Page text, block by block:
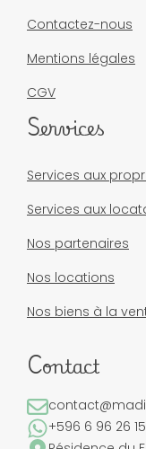
Contactez-nous
Mentions légales
CGV
Services
Services aux
Services aux
Nos partenaires
Nos locations
Nos biens à la
Contact
+596 6 96 26